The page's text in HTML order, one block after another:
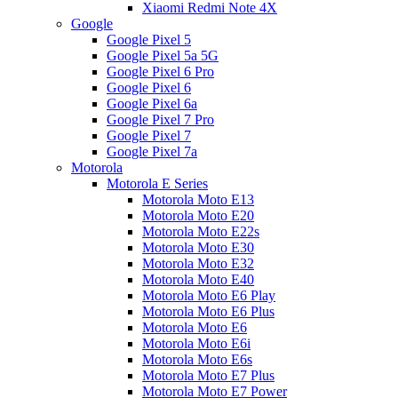
Xiaomi Redmi Note 4X
Google
Google Pixel 5
Google Pixel 5a 5G
Google Pixel 6 Pro
Google Pixel 6
Google Pixel 6a
Google Pixel 7 Pro
Google Pixel 7
Google Pixel 7a
Motorola
Motorola E Series
Motorola Moto E13
Motorola Moto E20
Motorola Moto E22s
Motorola Moto E30
Motorola Moto E32
Motorola Moto E40
Motorola Moto E6 Play
Motorola Moto E6 Plus
Motorola Moto E6
Motorola Moto E6i
Motorola Moto E6s
Motorola Moto E7 Plus
Motorola Moto E7 Power